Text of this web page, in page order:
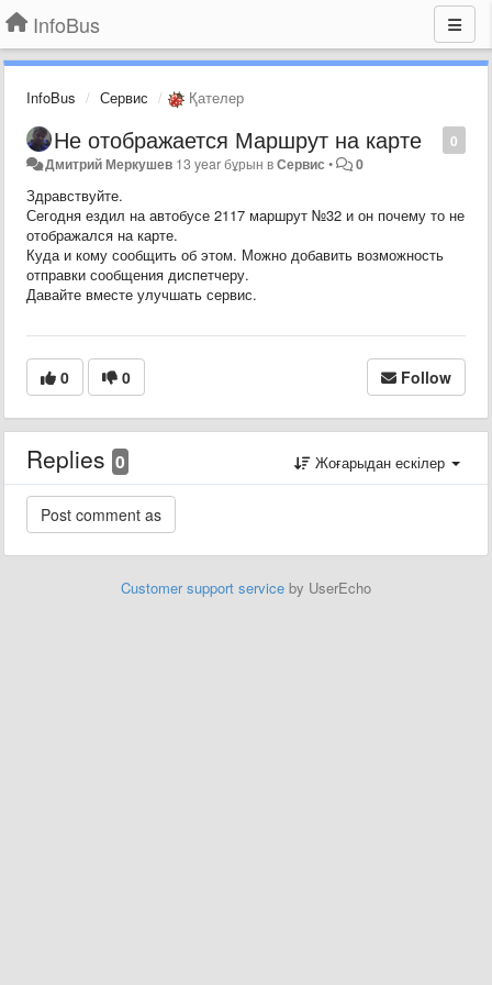
InfoBus
InfoBus Сервис Қателер
0
Не отображается Маршрут на карте
Дмитрий Меркушев 13 year бұрын вСервис • 0
Здравствуйте.
Сегодня ездил на автобусе 2117 маршрут №32 и он почему то не
отображался на карте.
Куда и кому сообщить об этом. Можно добавить возможность
отправки сообщения диспетчеру.
Давайте вместе улучшать сервис.
0 0 Follow
Replies 0 Жоғарыдан ескілер
Customer support service by UserEcho